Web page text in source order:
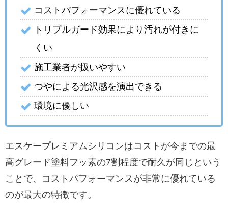
コストパフォーマンスに優れている
トリプルガード効果により汚れが付きに
くい
施工業者が扱いやすい
つやによる光沢感を演出できる
環境に優しい
エスケープレミアムシリコンはコストが今までの最
高グレード塗料フッ素の7割程度で耐久が同じという
ことで、コストパフォーマンスが非常に優れている
のが最大の特徴です。